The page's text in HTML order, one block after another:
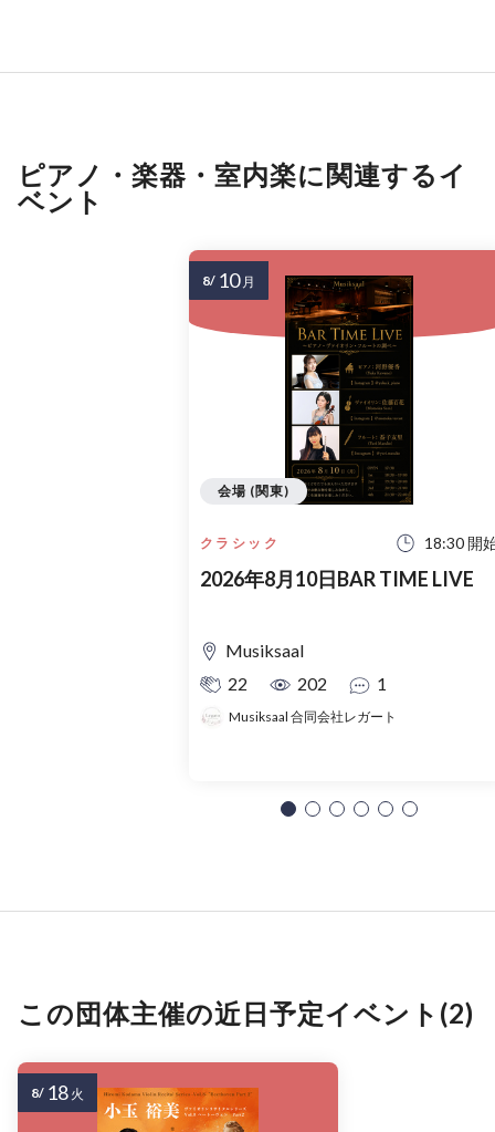
ピアノ・楽器・室内楽に関連するイ
ベント
クラシック 18:30 開
2026年8月10日BAR TIME LIVE
Musiksaal
22
202 1
Musiksaal 合同会社レガート
会場 (関東)
8/ 10 月
この団体主催の近日予定イベント(2)
8/ 18 火